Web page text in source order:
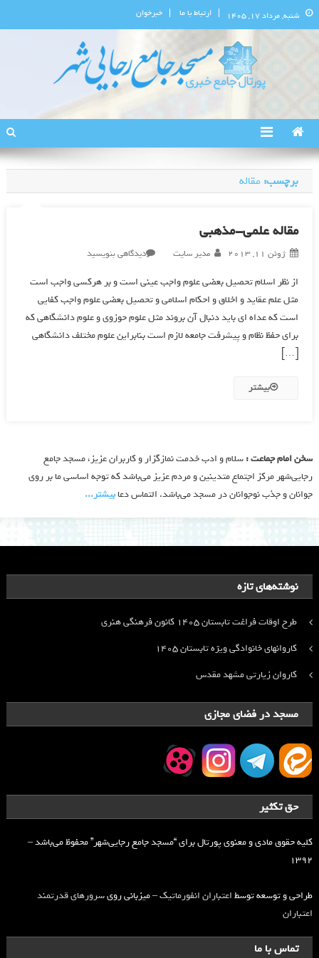
شنبه, مرداد ۱۷, ۱۴۰۵ ارتباط با ما خبرخوان
پورتال اطلاع‌رسانی مسجد جامع
برچسب: مقاله
مقاله علمی-مذهبی
ژوئن 11, 2013 مدیر سایت دیدگاهی بنویسیددر
علمی-
مذهبی
از نظر اسلام تحصيل بعضي علوم واجب عيني است و بر هركسي واجب است
مثل علم عقايد و اخلاق و احكام اسلامي و تحصيل بعضي علوم واجب كفايي
است كه عداه اي بايد دنبال آن بروند مثل علوم حوزوي و علوم دانشگاهي كه
براي حفظ نظام و پيشرفت جامعه لازم است بنابراين علوم مختلف دانشگاهي
[…]
بیشتر
سخن امام جماعت :سلام و ادب خدمت نمازگزار و کاربران عزیز، مسجد جامع
رجایی‌شهر مرکز اجتماع متدینین و مردم عزیز می‌باشد که توجه اساسی ما بر روی
جوانان و جذب نوجوانان در مسجد می‌باشد. التماس دعابیشتر‫...‬
نوشته‌های تازه
طرح اوقات فراغت تابستان ۱۴۰۵ کانون فرهنگی هنری
کاروانهای خانوادگی ویژه تابستان ۱۴۰۵
کاروان زیارتی مشهد مقدس
مسجد در فضای مجازی
حق تکثیر
کلیه حقوق مادی و معنوی پورتال برای “مسجد جامع رجایی‌شهر” محفوظ می‌باشد –
۱۳۹۲
طراحی و توسعه توسطاعتباران انفورماتیک– میزبانی رویسرورهای قدرتمند
اعتباران
تماس با ما